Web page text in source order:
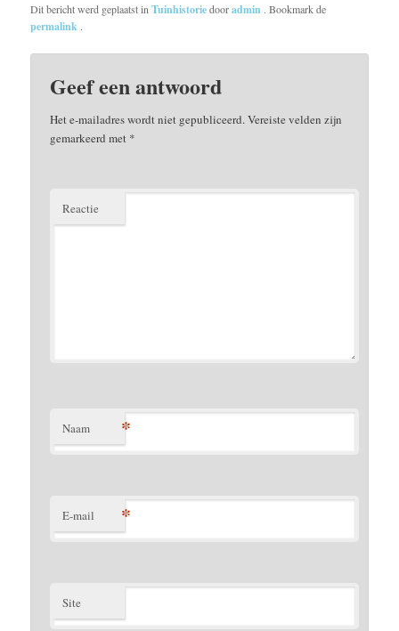
Dit bericht werd geplaatst inTuinhistoriedooradmin . Bookmark de
permalink .
Geef een antwoord
Het e-mailadres wordt niet gepubliceerd.Vereiste velden zijn
gemarkeerd met *
Reactie
Naam *
E-mail *
Site